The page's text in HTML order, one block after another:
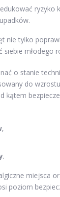
ryzyko
nie tylko
siebie młodego
o stanie
do
kątem
,
.
miejsca
poziom